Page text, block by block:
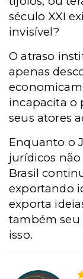
século XXI
invisível?
O atraso
apenas
incapacita o
seus atores
Enquanto o
jurídicos
Brasil
exportando
exporta
também seu
isso.